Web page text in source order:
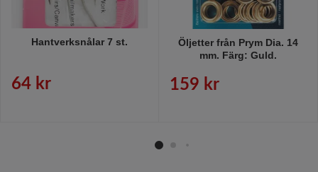
Hantverksnålar 7 st.
64 kr
Öljetter från Prym Dia. 14
mm. Färg: Guld.
159 kr